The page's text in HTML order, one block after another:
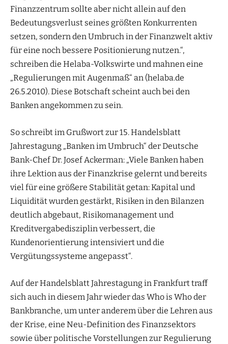
Finanzzentrum sollte aber nicht allein auf den
Bedeutungsverlust seines größten Konkurrenten
setzen, sondern den Umbruch in der Finanzwelt aktiv
für eine noch bessere Positionierung nutzen.“,
schreiben die Helaba-Volkswirte und mahnen eine
„Regulierungen mit Augenmaß“ an (helaba.de
26.5.2010). Diese Botschaft scheint auch bei den
Banken angekommen zu sein.
So schreibt im Grußwort zur 15. Handelsblatt
Jahrestagung „Banken im Umbruch“ der Deutsche
Bank-Chef Dr. Josef Ackerman: „Viele Banken haben
ihre Lektion aus der Finanzkrise gelernt und bereits
viel für eine größere Stabilität getan: Kapital und
Liquidität wurden gestärkt, Risiken in den Bilanzen
deutlich abgebaut, Risikomanagement und
Kreditvergabedisziplin verbessert, die
Kundenorientierung intensiviert und die
Vergütungssysteme angepasst“.
Auf der Handelsblatt Jahrestagung in Frankfurt traff
sich auch in diesem Jahr wieder das Who is Who der
Bankbranche, um unter anderem über die Lehren aus
der Krise, eine Neu-Definition des Finanzsektors
sowie über politische Vorstellungen zur Regulierung